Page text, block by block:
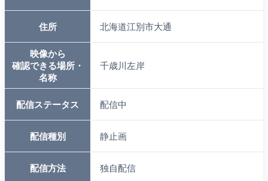
住所 北海道江別市大通
映像から
確認できる場所・
名称
千歳川左岸
配信ステータス 配信中
配信種別 静止画
配信方法 独自配信